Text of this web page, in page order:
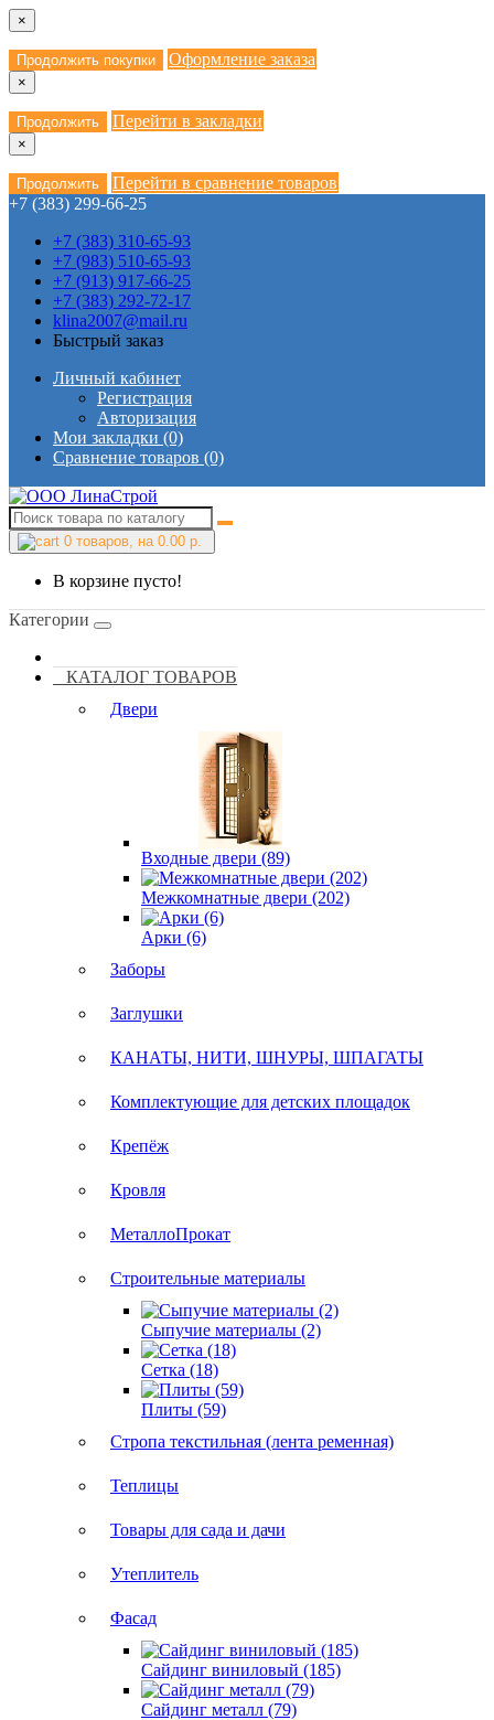
×
Продолжить покупки Оформление заказа
×
Продолжить Перейти в закладки
×
Продолжить
Перейти в сравнение товаров
+7 (383) 299-66-25
+7 (383) 310-65-93
+7 (983) 510-65-93
+7 (913) 917-66-25
+7 (383) 292-72-17
klina2007@mail.ru
Быстрый заказ
Личный кабинет
Регистрация
Авторизация
Мои закладки (0)
Сравнение товаров (0)
0 товаров, на 0.00 р.
В корзине пусто!
Категории
КАТАЛОГ ТОВАРОВ
Двери
Входные двери (89)
Межкомнатные двери (202)
Арки (6)
Заборы
Заглушки
КАНАТЫ, НИТИ, ШНУРЫ, ШПАГАТЫ
Комплектующие для детских площадок
Крепёж
Кровля
МеталлоПрокат
Строительные материалы
Сыпучие материалы (2)
Сетка (18)
Плиты (59)
Стропа текстильная (лента ременная)
Теплицы
Товары для сада и дачи
Утеплитель
Фасад
Сайдинг виниловый (185)
Сайдинг металл (79)